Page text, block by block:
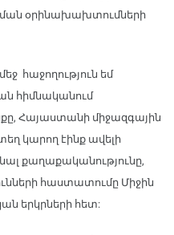
օրինախախտումների
հաջողություն եմ
հիմնականում
Հայաստանի միջազգային
կարող էինք ավելի
քաղաքականությունը,
հաստատումը Միջին
երկրների հետ: